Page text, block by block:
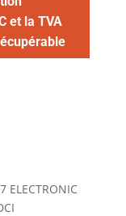
et la TVA
ELECTRONIC